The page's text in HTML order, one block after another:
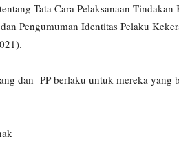
Tata Cara Pelaksanaan
Pengumuman Identitas Pelaku
dan PP berlaku untuk mereka yang